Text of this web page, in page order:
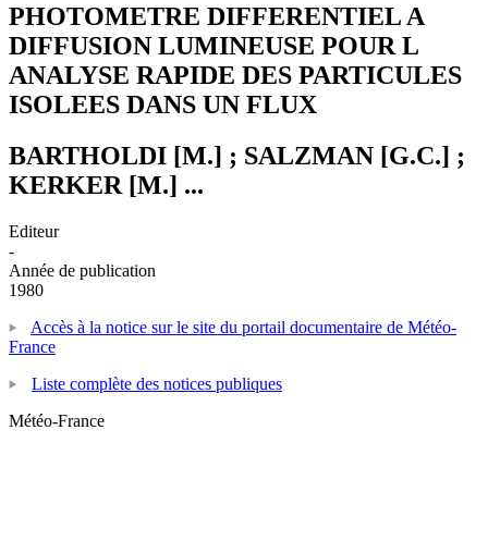
PHOTOMETRE DIFFERENTIEL A
DIFFUSION LUMINEUSE POUR L
ANALYSE RAPIDE DES PARTICULES
ISOLEES DANS UN FLUX
BARTHOLDI [M.] ; SALZMAN [G.C.] ;
KERKER [M.] ...
Editeur
-
Année de publication
1980
Accès à la notice sur le site du portail documentaire de Météo-
France
Liste complète des notices publiques
Météo-France